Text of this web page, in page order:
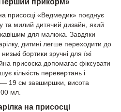
присосці «Ведмедик» поєднує
та милий дитячий дизайн, який
для малюка. Завдяки
дитині легше переходити до
бортики зручні для їжі
присоска допомагає фіксувати
кількість перевертань і
— 19 см завширшки, висота
мл.
на присосці